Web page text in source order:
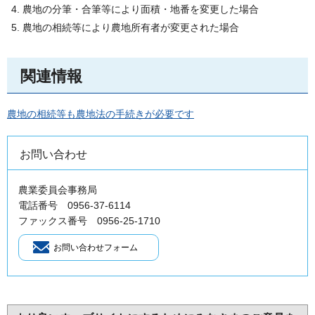
農地の分筆・合筆等により面積・地番を変更した場合
農地の相続等により農地所有者が変更された場合
関連情報
農地の相続等も農地法の手続きが必要です
お問い合わせ
農業委員会事務局
電話番号 0956-37-6114
ファックス番号 0956-25-1710